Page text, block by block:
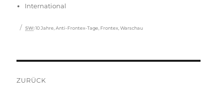
amInternational
Schlagwörter
SW: 10 Jahre ,Anti-Frontex-Tage Frontex ,Warschau
ZURÜCK